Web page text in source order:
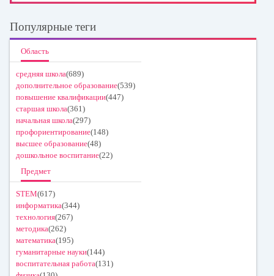
Популярные теги
Область
средняя школа(689)
дополнительное образование(539)
повышение квалификации(447)
старшая школа(361)
начальная школа(297)
профориентирование(148)
высшее образование(48)
дошкольное воспитание(22)
Предмет
STEM(617)
информатика(344)
технология(267)
методика(262)
математика(195)
гуманитарные науки(144)
воспитательная работа(131)